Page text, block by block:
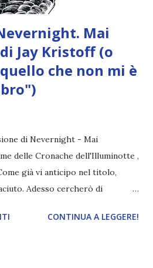
Mai
Jay Kristoff (o
che non mi è
di Nevernight - Mai
delle Cronache dell'Illuminotte ,
già vi anticipo nel titolo,
Adesso cercherò di
sono stati oscurati,
CONTINUA A LEGGERE!